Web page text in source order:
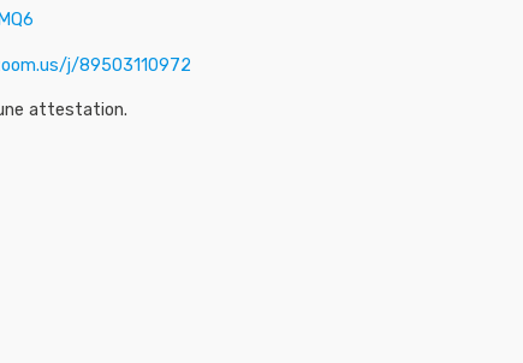
j/89503110972
attestation.